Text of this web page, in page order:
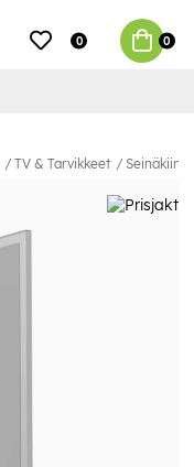
0 0
TV & Tarvikkeet